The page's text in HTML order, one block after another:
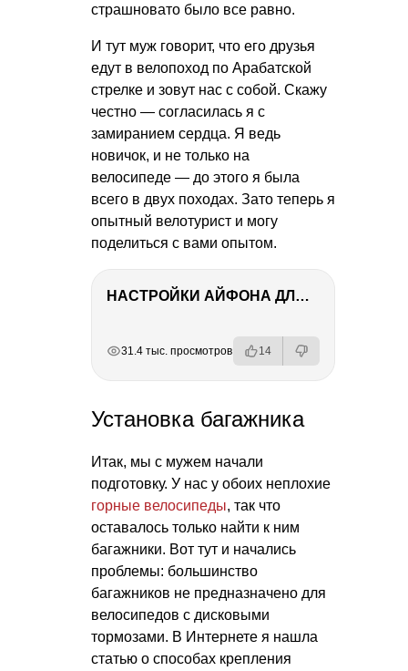
страшновато было все равно.
И тут муж говорит, что его друзья
едут в велопоход по Арабатской
стрелке и зовут нас с собой. Скажу
честно — согласилась я с
замиранием сердца. Я ведь
новичок, и не только на
велосипеде — до этого я была
всего в двух походах. Зато теперь я
опытный велотурист и могу
поделиться с вами опытом.
НАСТРОЙКИ АЙФОНА ДЛЯ ФОТО И ВИДЕО
31.4 тыс. просмотров 14
Установка багажника
Итак, мы с мужем начали
подготовку. У нас у обоих неплохие
горные велосипеды, так что
оставалось только найти к ним
багажники. Вот тут и начались
проблемы: большинство
багажников не предназначено для
велосипедов с дисковыми
тормозами. В Интернете я нашла
статью о способах крепления